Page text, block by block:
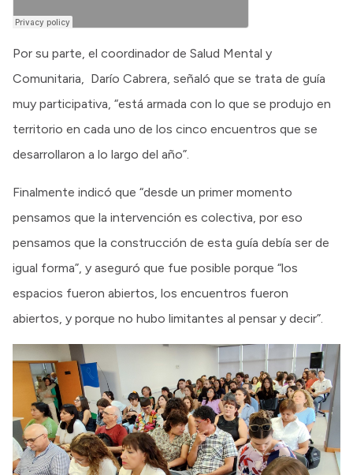
Por su parte, el coordinador de Salud Mental y
Comunitaria, Darío Cabrera, señaló que se trata de guía
muy participativa, “está armada con lo que se produjo en
territorio en cada uno de los cinco encuentros que se
desarrollaron a lo largo del año”.
Finalmente indicó que “desde un primer momento
pensamos que la intervención es colectiva, por eso
pensamos que la construcción de esta guía debía ser de
igual forma”, y aseguró que fue posible porque “los
espacios fueron abiertos, los encuentros fueron
abiertos, y porque no hubo limitantes al pensar y decir”.